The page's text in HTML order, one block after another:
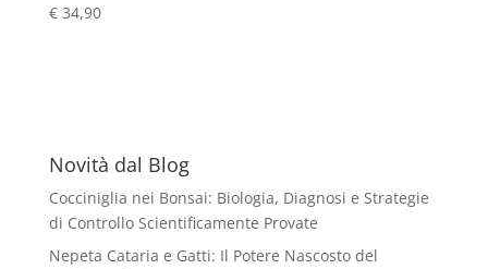
€34,90
Novità dal Blog
Cocciniglia nei Bonsai: Biologia, Diagnosi e Strategie
di Controllo Scientificamente Provate
Nepeta Cataria e Gatti: Il Potere Nascosto del